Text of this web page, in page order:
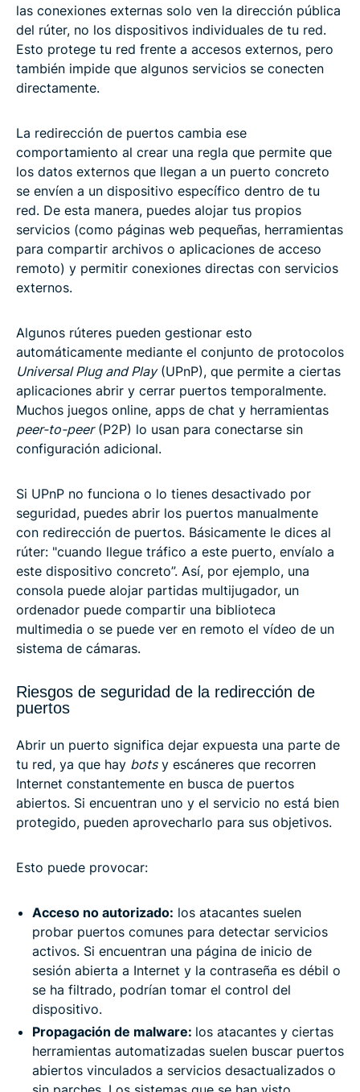
las conexiones externas solo ven la dirección pública
del rúter, no los dispositivos individuales de tu red.
Esto protege tu red frente a accesos externos, pero
también impide que algunos servicios se conecten
directamente.
La redirección de puertos cambia ese
comportamiento al crear una regla que permite que
los datos externos que llegan a un puerto concreto
se envíen a un dispositivo específico dentro de tu
red. De esta manera, puedes alojar tus propios
servicios (como páginas web pequeñas, herramientas
para compartir archivos o aplicaciones de acceso
remoto) y permitir conexiones directas con servicios
externos.
Algunos rúteres pueden gestionar esto
automáticamente mediante el conjunto de protocolos
Universal Plug and Play(UPnP), que permite a ciertas
aplicaciones abrir y cerrar puertos temporalmente.
Muchos juegos online, apps de chat y herramientas
peer-to-peer(P2P) lo usan para conectarse sin
configuración adicional.
Si UPnP no funciona o lo tienes desactivado por
seguridad, puedes abrir los puertos manualmente
con redirección de puertos. Básicamente le dices al
rúter: "cuando llegue tráfico a este puerto, envíalo a
este dispositivo concreto”. Así, por ejemplo, una
consola puede alojar partidas multijugador, un
ordenador puede compartir una biblioteca
multimedia o se puede ver en remoto el vídeo de un
sistema de cámaras.
Riesgos de seguridad de la redirección de
puertos
Abrir un puerto significa dejar expuesta una parte de
tu red, ya que hay botsy escáneres que recorren
Internet constantemente en busca de puertos
abiertos. Si encuentran uno y el servicio no está bien
protegido, pueden aprovecharlo para sus objetivos.
Esto puede provocar:
Acceso no autorizado: los atacantes suelen
probar puertos comunes para detectar servicios
activos. Si encuentran una página de inicio de
sesión abierta a Internet y la contraseña es débil o
se ha filtrado, podrían tomar el control del
dispositivo.
Propagación de malware: los atacantes y ciertas
herramientas automatizadas suelen buscar puertos
abiertos vinculados a servicios desactualizados o